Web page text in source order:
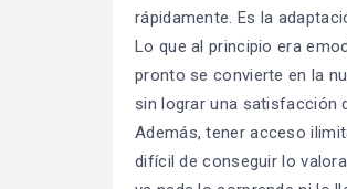
rápidamente. Es la
Lo que al principio era
pronto se convierte en la
sin lograr una satisfacción
Además, tener acceso
difícil de conseguir lo